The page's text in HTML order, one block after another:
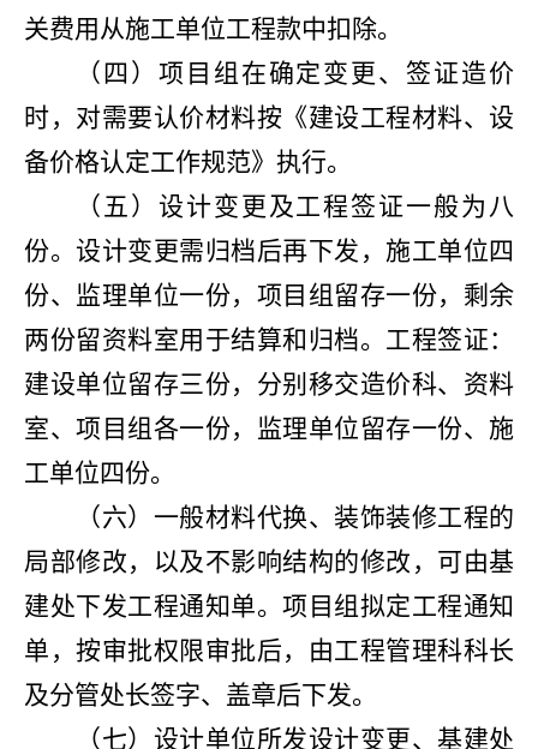
关费用从施工单位工程款中扣除。
（四）项目组在确定变更、签证造价
时，对需要认价材料按《建设工程材料、设
备价格认定工作规范》执行。
（五）设计变更及工程签证一般为八
份。设计变更需归档后再下发，施工单位四
份、监理单位一份，项目组留存一份，剩余
两份留资料室用于结算和归档。工程签证：
建设单位留存三份，分别移交造价科、资料
室、项目组各一份，监理单位留存一份、施
工单位四份。
（六）一般材料代换、装饰装修工程的
局部修改，以及不影响结构的修改，可由基
建处下发工程通知单。项目组拟定工程通知
单，按审批权限审批后，由工程管理科科长
及分管处长签字、盖章后下发。
（七）设计单位所发设计变更、基建处